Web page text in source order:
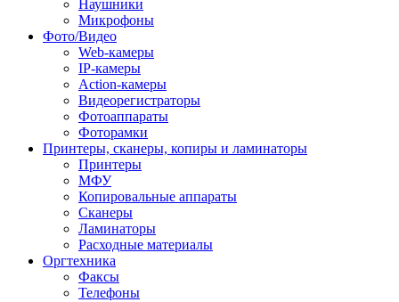
Наушники
Микрофоны
Фото/Видео
Web-камеры
IP-камеры
Action-камеры
Видеорегистраторы
Фотоаппараты
Фоторамки
Принтеры, сканеры, копиры и ламинаторы
Принтеры
МФУ
Копировальные аппараты
Сканеры
Ламинаторы
Расходные материалы
Оргтехника
Факсы
Телефоны